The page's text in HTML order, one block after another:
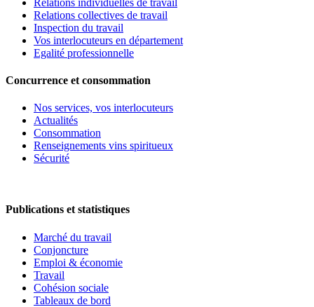
Relations collectives de travail
Inspection du travail
Vos interlocuteurs en département
Egalité professionnelle
Concurrence et consommation
Nos services, vos interlocuteurs
Actualités
Consommation
Renseignements vins spiritueux
Sécurité
Publications et statistiques
Marché du travail
Conjoncture
Emploi & économie
Travail
Cohésion sociale
Tableaux de bord